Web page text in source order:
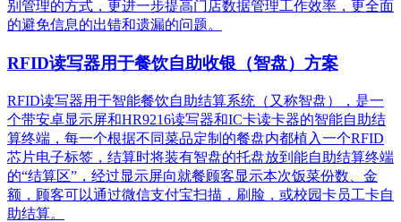
别管理的方式，更进一步提高门店数据管理工作效率，更全面
的避免信息的出错和遗漏的问题。
RFID读写器用于餐饮自助收银（智盘）方案
RFID读写器用于智能餐饮自助结算系统（又称智盘），是一
个带安卓显示屏和HR9216读写器和IC卡读卡器的智能自助结
算终端，每一个根据不同菜品定制的餐盘内都植入一个RFID
芯片电子标签，结算时将装有智盘的托盘放到能自助结算终端
的“结算区”，经过显示屏向就餐顾客显示本次饭菜份数、金
额，顾客可以通过微信支付宝扫描，刷脸，或校园卡员工卡自
助结算。